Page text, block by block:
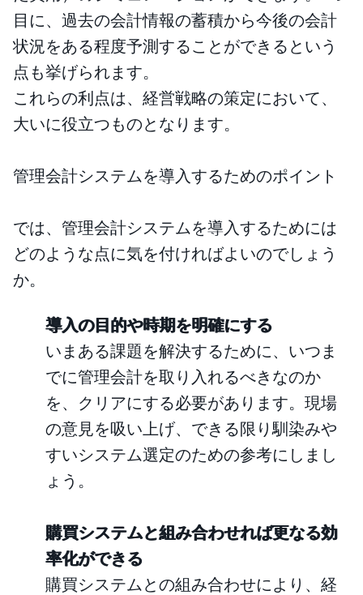
目に、過去の会計情報の蓄積から今後の会計
状況をある程度予測することができるという
点も挙げられます。
これらの利点は、経営戦略の策定において、
大いに役立つものとなります。
管理会計システムを導入するためのポイント
では、管理会計システムを導入するためには
どのような点に気を付ければよいのでしょう
か。
導入の目的や時期を明確にする
いまある課題を解決するために、いつま
でに管理会計を取り入れるべきなのか
を、クリアにする必要があります。現場
の意見を吸い上げ、できる限り馴染みや
すいシステム選定のための参考にしまし
ょう。
購買システムと組み合わせれば更なる効
率化ができる
購買システムとの組み合わせにより、経